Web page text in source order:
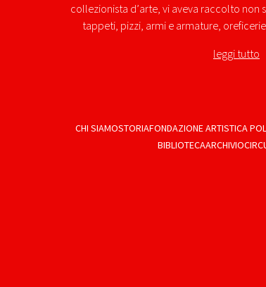
collezionista d’arte, vi aveva raccolto non
tappeti, pizzi, armi e armature,
leggi tutto
CHI SIAMOSTORIAFONDAZIONE ARTISTICA
BIBLIOTECAARCHIVIO